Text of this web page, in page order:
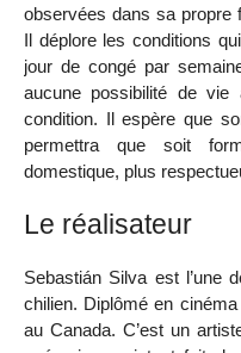
observées dans sa propre
Il déplore les conditions
jour de congé par
aucune possibilité de vie
condition. Il espère que
permettra que soit
domestique, plus
Le réalisateur
Sebastián Silva est l’une
chilien. Diplômé en
au Canada. C’est un